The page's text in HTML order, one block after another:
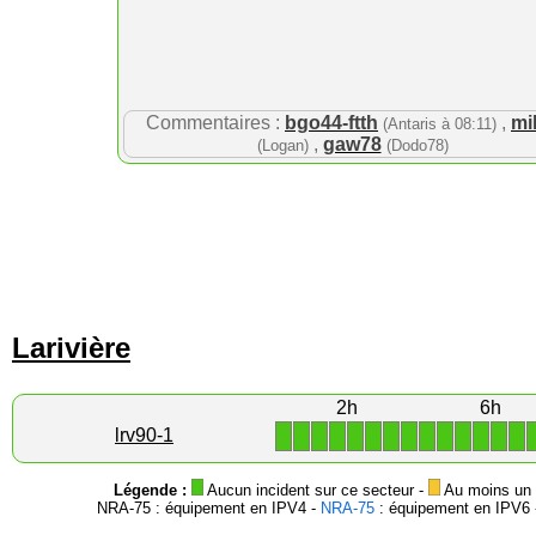
Commentaires : bgo44-ftth (Antaris à 08:11) ,
(Logan), gaw78 (Dodo78)
Larivière
2h
6h
lrv90-1
Légende : Aucun incident sur ce secteur -
Au moins
NRA-75 : équipement en IPV4 - NRA-75 : équipement en